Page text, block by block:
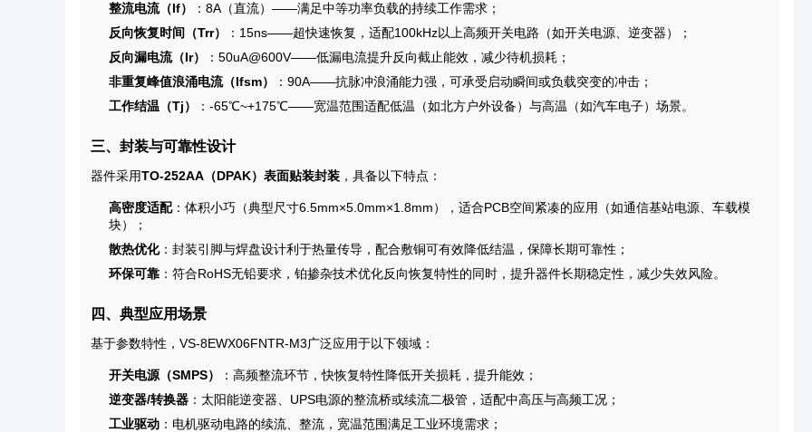
整流电流（If）
：8A（直流）——满足中等功率负载的持续工作需求；
反向恢复时间（Trr）
：15ns——超快速恢复，适配100kHz以上高频开关电路（如开关电源、逆变器）；
反向漏电流（Ir）
：50uA@600V——低漏电流提升反向截止能效，减少待机损耗；
非重复峰值浪涌电流（Ifsm）
：90A——抗脉冲浪涌能力强，可承受启动瞬间或负载突变的冲击；
工作结温（Tj）
：-65℃~+175℃——宽温范围适配低温（如北方户外设备）与高温（如汽车电子）场景。
三、封装与可靠性设计
器件采用TO-252AA（DPAK）表面贴装封装 ，具备以下特点：
高密度适配：体积小巧（典型尺寸6.5mm×5.0mm×1.8mm），适合PCB空间紧凑的应用（如通信基站电源、车载模
块）；
散热优化：封装引脚与焊盘设计利于热量传导，配合敷铜可有效降低结温，保障长期可靠性；
环保可靠 ：符合RoHS无铅要求，铂掺杂技术优化反向恢复特性的同时，提升器件长期稳定性，减少失效风险。
四、典型应用场景
基于参数特性，VS-8EWX06FNTR-M3广泛应用于以下领域：
开关电源（SMPS）
：高频整流环节，快恢复特性降低开关损耗，提升能效；
逆变器/转换器 ：太阳能逆变器、UPS电源的整流桥或续流二极管，适配中高压与高频工况；
工业驱动 ：电机驱动电路的续流、整流，宽温范围满足工业环境需求；